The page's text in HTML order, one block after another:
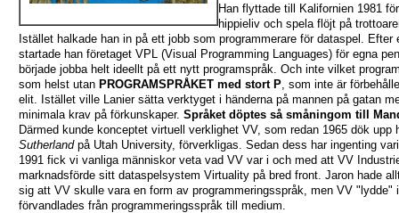
Han flyttade till Kalifornien 1981
hippieliv och spela flöjt på
Istället halkade han in på ett jobb som programmerare för dataspel. Efter
startade han företaget VPL (Visual Programming Languages) för egna
började jobba helt ideellt på ett nytt programspråk. Och inte vilket
som helst utan PROGRAMSPRÅKET med stort P , som inte är
elit. Istället ville Lanier sätta verktyget i händerna på mannen på gatan
minimala krav på förkunskaper. Språket döptes så småningom till
Därmed kunde konceptet virtuell verklighet VV, som redan 1965 dök upp
Sutherlandpå Utah University, förverkligas. Sedan dess har ingenting
1991 fick vi vanliga människor veta vad VV var i och med att VV
marknadsförde sitt dataspelsystem Virtuality på bred front. Jaron hade
sig att VV skulle vara en form av programmeringsspråk, men VV "lydde"
förvandlades från programmeringsspråk till medium.